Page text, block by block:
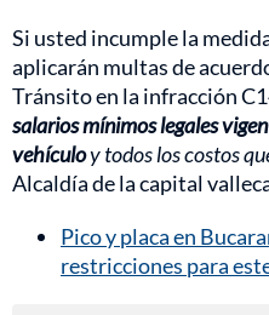
Si usted incumple la
aplicarán multas de
Tránsito en la infracción
salarios mínimos legales
vehículoy todos los costos
Alcaldía de la capital
Pico y placa en
restricciones para